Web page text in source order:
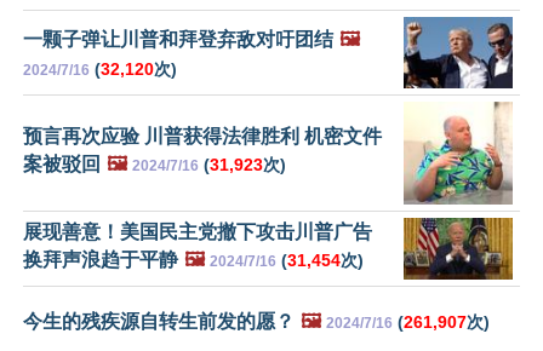
一颗子弹让川普和拜登弃敌对吁团结 🖼️
2024/7/16 (32,120次)
预言再次应验 川普获得法律胜利 机密文件
案被驳回 🖼️ 2024/7/16 (31,923次)
展现善意！美国民主党撤下攻击川普广告
换拜声浪趋于平静 🖼️ 2024/7/16 (31,454次)
今生的残疾源自转生前发的愿？ 🖼️ 2024/7/16 (261,907次)